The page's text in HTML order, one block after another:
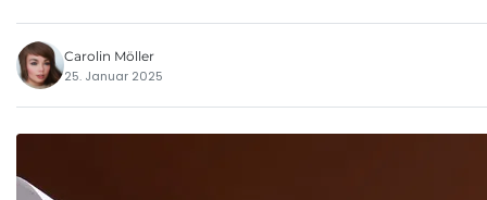
Carolin Möller
25. Januar 2025